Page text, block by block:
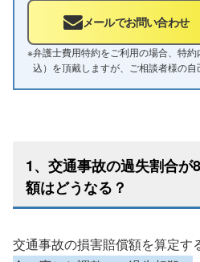
メールでお問い合わせ
※弁護士費用特約をご利用の場合、特
込）を頂戴しますが、ご相談者様の自
1、交通事故の過失割合が
額はどうなる？
交通事故の損害賠償額を算定す